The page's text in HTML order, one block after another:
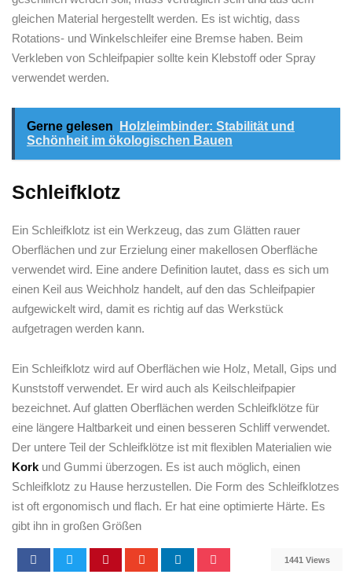
gleichen Material hergestellt werden. Es ist wichtig, dass
Rotations- und Winkelschleifer eine Bremse haben. Beim
Verkleben von Schleifpapier sollte kein Klebstoff oder Spray
verwendet werden.
Gerne gelesen
Holzleimbinder: Stabilität und
Schönheit im ökologischen Bauen
Schleifklotz
Ein Schleifklotz ist ein Werkzeug, das zum Glätten rauer
Oberflächen und zur Erzielung einer makellosen Oberfläche
verwendet wird. Eine andere Definition lautet, dass es sich um
einen Keil aus Weichholz handelt, auf den das Schleifpapier
aufgewickelt wird, damit es richtig auf das Werkstück
aufgetragen werden kann.
Ein Schleifklotz wird auf Oberflächen wie Holz, Metall, Gips und
Kunststoff verwendet. Er wird auch als Keilschleifpapier
bezeichnet. Auf glatten Oberflächen werden Schleifklötze für
eine längere Haltbarkeit und einen besseren Schliff verwendet.
Der untere Teil der Schleifklötze ist mit flexiblen Materialien wie
Kork und Gummi überzogen. Es ist auch möglich, einen
Schleifklotz zu Hause herzustellen. Die Form des Schleifklotzes
ist oft ergonomisch und flach. Er hat eine optimierte Härte. Es
gibt ihn in großen Größen
1441 Views